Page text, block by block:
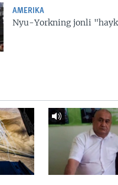
AMERIKA
Nyu-Yorkning jonli